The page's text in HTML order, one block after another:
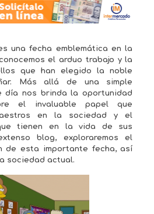
una fecha emblemática en la
el arduo trabajo y la
que han elegido la noble
Más allá de una simple
día nos brinda la oportunidad
el invaluable papel que
en la sociedad y el
tienen en la vida de sus
blog, exploraremos el
de esta importante fecha, así
sociedad actual.